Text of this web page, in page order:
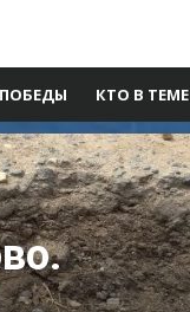
ПОБЕДЫ КТО В ТЕМЕ